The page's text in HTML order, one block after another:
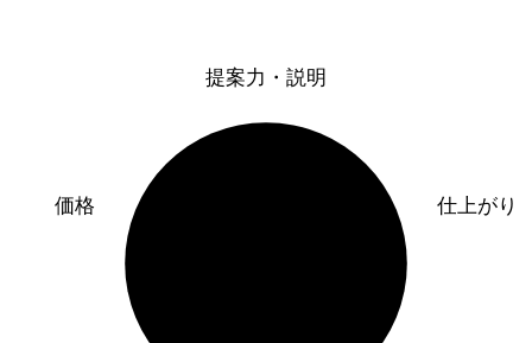
提案力・説明
仕上がり
価格